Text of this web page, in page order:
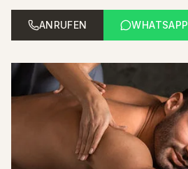
ANRUFEN WHATSAPP